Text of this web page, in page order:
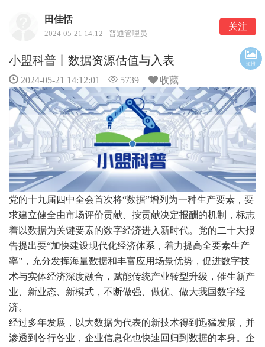
田佳恬
2024-05-21 14:12 - 普通管理员
关注
小盟科普丨数据资源估值与入表
2024-05-21 14:12:01 5739 收藏
党的十九届四中全会首次将“数据”增列为一种生产要素，要
求建立健全由市场评价贡献、按贡献决定报酬的机制，标志
着以数据为关键要素的数字经济进入新时代。党的二十大报
告提出要“加快建设现代化经济体系，着力提高全要素生产
率”，充分发挥海量数据和丰富应用场景优势，促进数字技
术与实体经济深度融合，赋能传统产业转型升级，催生新产
业、新业态、新模式，不断做强、做优、做大我国数字经
济。
经过多年发展，以大数据为代表的新技术得到迅猛发展，并
渗透到各行各业，企业信息化也快速回归到数据的本身。企
海报